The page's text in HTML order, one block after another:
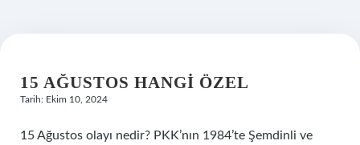
15 AĞUSTOS HANGI ÖZEL
Tarih: Ekim 10, 2024
15 Ağustos olayı nedir? PKK’nın 1984’te Şemdinli ve